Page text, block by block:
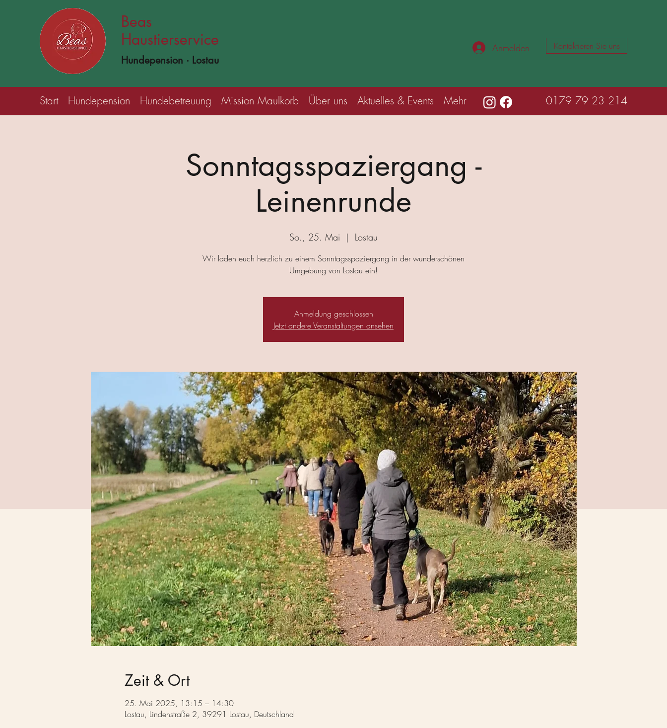
Beas
Haustierservice
Hundepension · Lostau
Anmelden Kontaktieren Sie uns
Start Hundepension Hundebetreuung Mission Maulkorb Über uns Aktuelles & Events Mehr 0179 79 23 214
Sonntagsspaziergang -
Leinenrunde
So., 25. Mai
  |
Lostau
Wir laden euch herzlich zu einem Sonntagsspaziergang in der wunderschönen
Umgebung von Lostau ein!
Anmeldung geschlossen
Jetzt andere Veranstaltungen ansehen
Zeit & Ort
25. Mai 2025, 13:15 – 14:30
Lostau, Lindenstraße 2, 39291 Lostau, Deutschland